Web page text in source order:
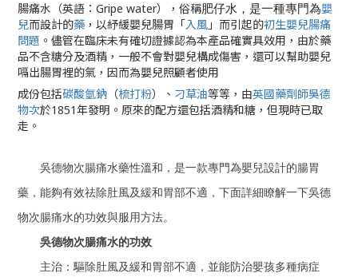
腸痛水（英語： Gripe water），俗稱肥仔水，是一種專門為嬰
兒而設計的藥 ，以紓緩嬰兒腸胃「入風 」而引起的初生嬰兒腸痛
問題 。儘管在臨床未有確切證據認為本產品確實具效用，由於藥
品不含糖分及酒精，一般不會對嬰兒構成傷害，還可以幫助嬰兒
嗝出腸胃裡的氣，因而為嬰兒照顧者使用
成份包括碳酸氫鈉 （梳打粉）、 刁草油等等，由英國藥劑師吳德
物次於1851年發明。原來的配方還包括酒精和糖，但現時已取
走。
吳德物次腸痛水藥性溫和，是一款專門為嬰兒設計的腸胃
藥，能夠有效祛除肚風及緩和胃部不適，下面詳細瞭解一下吳德
物次腸痛水的功效與服用方法。
吳德物次腸痛水的功效
主治：驅除肚風及緩和胃部不適，並能防治嬰孩多種病症